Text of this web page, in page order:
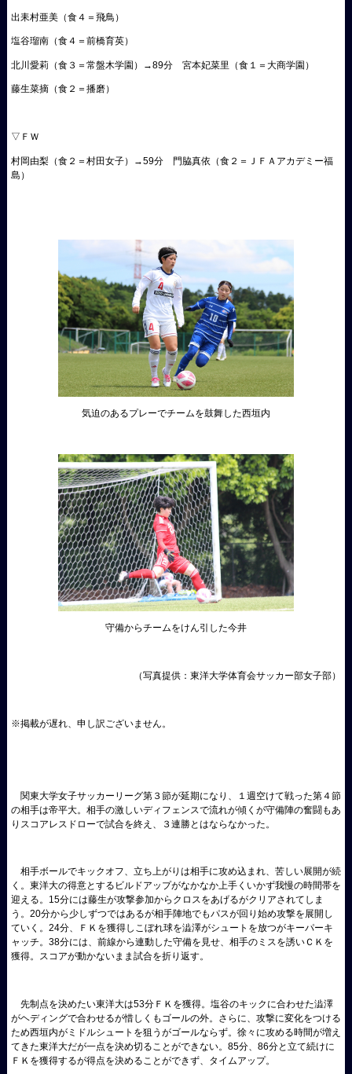
出耒村亜美（食４＝飛鳥）
塩谷瑠南（食４＝前橋育英）
北川愛莉（食３＝常盤木学園）→89分 宮本妃菜里（食１＝大商学園）
藤生菜摘（食２＝播磨）
▽ＦＷ
村岡由梨（食２＝村田女子）→59分 門脇真依（食２＝ＪＦＡアカデミー福
島）
気迫のあるプレーでチームを鼓舞した西垣内
守備からチームをけん引した今井
（写真提供：東洋大学体育会サッカー部女子部）
※掲載が遅れ、申し訳ございません。
関東大学女子サッカーリーグ第３節が延期になり、１週空けて戦った第４節
の相手は帝平大。相手の激しいディフェンスで流れが傾くが守備陣の奮闘もあ
りスコアレスドローで試合を終え、３連勝とはならなかった。
相手ボールでキックオフ、立ち上がりは相手に攻め込まれ、苦しい展開が続
く。東洋大の得意とするビルドアップがなかなか上手くいかず我慢の時間帯を
迎える。15分には藤生が攻撃参加からクロスをあげるがクリアされてしま
う。20分から少しずつではあるが相手陣地でもパスが回り始め攻撃を展開し
ていく。24分、ＦＫを獲得しこぼれ球を澁澤がシュートを放つがキーパーキ
ャッチ。38分には、前線から連動した守備を見せ、相手のミスを誘いＣＫを
獲得。スコアが動かないまま試合を折り返す。
先制点を決めたい東洋大は53分ＦＫを獲得。塩谷のキックに合わせた澁澤
がヘディングで合わせるが惜しくもゴールの外。さらに、攻撃に変化をつける
ため西垣内がミドルシュートを狙うがゴールならず。徐々に攻める時間が増え
てきた東洋大だが一点を決め切ることができない。85分、86分と立て続けに
ＦＫを獲得するが得点を決めることができず、タイムアップ。